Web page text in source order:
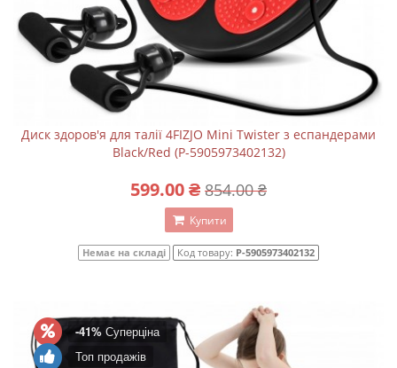
Диск здоров'я для талії 4FIZJO Mini Twister з еспандерами
Black/Red (P-5905973402132)
599.00 ₴ 854.00 ₴
Купити
Немає на складі Код товару: P-5905973402132
-41% Суперціна
Топ продажів